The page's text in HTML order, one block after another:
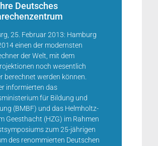
Deutsches
25. Februar 2013: Hamburg
einen der modernsten
der Welt, mit dem
noch wesentlich
berechnet werden können.
informierten das
für Bildung und
(BMBF) und das Helmholtz-
Geesthacht (HZG) im Rahmen
zum 25-jährigen
des renommierten Deutschen